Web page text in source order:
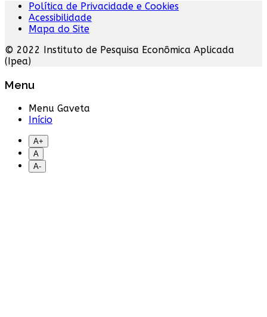
Política de Privacidade e Cookies
Acessibilidade
Mapa do Site
© 2022 Instituto de Pesquisa Econômica Aplicada
(Ipea)
Menu
Menu Gaveta
Início
A+
A
A-